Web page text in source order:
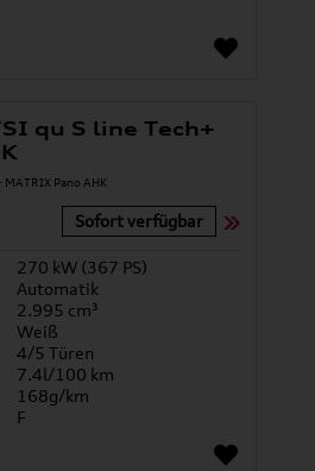
qu S line Tech+
Sofort verfügbar
270 kW (367 PS)
Automatik
2.995 cm³
Weiß
4/5 Türen
7.4l/100 km
168g/km
F